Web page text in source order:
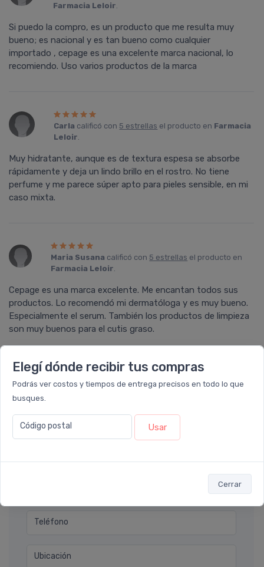
Elegí dónde recibir tus compras
Podrás ver costos y tiempos de entrega precisos en todo lo que
busques.
Código postal Usar
Cerrar
Farmacia Leloir.
Si puedo la compro, es un producto que me resulta muy
bueno; es nacional y es tan bueno como cualquier
importado , cepage es una excelente marca nacional, lo
recomiendo. Uso varios productos de la marca
Carla calificó con 5 estrellas el producto en Farmacia
Leloir.
Muy hidratante, aunque es de textura espesa se absorbe
rápidamente y deja un lindo brillo en el rostro. No tiene
perfume y me parece súper apto para pieles sensible, en mi
caso mixta.
Maria Susana calificó con 5 estrellas el producto en
Farmacia Leloir.
Cepage es una marca excelente. Me encantan todos sus
productos. Lo recomendó mi dermatóloga y es muy bueno.
Especialmente el serum. También los productos de limpieza
son muy buenos para el cutis graso.
Ver todos los reviews
Déjanos tu consulta
Teléfono
Ubicación